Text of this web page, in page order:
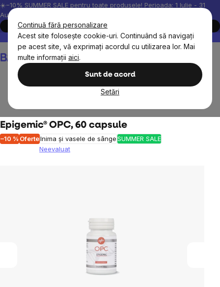
Continuă fără personalizare
Acest site folosește cookie-uri. Continuând să navigați
pe acest site, vă exprimați acordul cu utilizarea lor. Mai
multe informații aici.
Sunt de acord
Setări
Treci
la
conținut
☀️−10% SUMMER SALE pentru toate produsele! Perioada: 1 Iulie - 31
August, 2026.
Cumpără acum
Peste 200.000 de recenzii verificate
Produsele noastre sunt
Coş
de
Epigemic® OPC, 60 capsule
–10 % OferteInima și vasele de sângeSUMMER SALE
Neevaluat